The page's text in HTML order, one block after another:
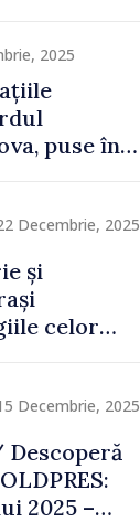
2025
puse în
Decembrie, 2025
și
celor
Decembrie, 2025
Descoperă
2025 –